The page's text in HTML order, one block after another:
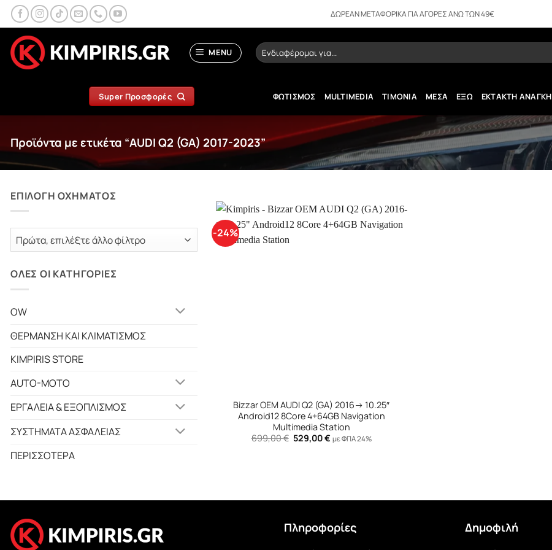
Μετάβαση
στο
περιεχόμενο
ΔΩΡΕΑΝ ΜΕΤΑΦΟΡΙΚΑ ΓΙΑ ΑΓΟΡΕΣ ΑΝΩ ΤΩΝ 49€
MENU
Αναζήτηση
για:
Super Προσφορές ΦΩΤΙΣΜΟΣ MULTIMEDIA ΤΙΜΟΝΙΑ ΜΕΣΑ ΕΞΩ ΕΚΤΑΚΤΗ ΑΝΑΓΚΗ
Προϊόντα με ετικέτα “AUDI Q2 (GA) 2017-2023”
ΕΠΙΛΟΓΗ ΟΧΗΜΑΤΟΣ
ΟΛΕΣ ΟΙ ΚΑΤΗΓΟΡΙΕΣ
OW
ΘΕΡΜΑΝΣΗ ΚΑΙ ΚΛΙΜΑΤΙΣΜΟΣ
KIMPIRIS STORE
AUTO-MOTO
ΕΡΓΑΛΕΙΑ & ΕΞΟΠΛΙΣΜΟΣ
ΣΥΣΤΗΜΑΤΑ ΑΣΦΑΛΕΙΑΣ
ΠΕΡΙΣΣΟΤΕΡΑ
-24%
Bizzar OEM AUDI Q2 (GA) 2016-> 10.25″
Android12 8Core 4+64GB Navigation
Multimedia Station
699,00€ Original
price
529,00€Η
τρέχουσα
με ΦΠΑ 24%
Πληροφορίες Δημοφιλή